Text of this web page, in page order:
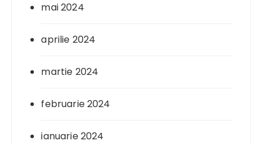
mai 2024
aprilie 2024
martie 2024
februarie 2024
ianuarie 2024